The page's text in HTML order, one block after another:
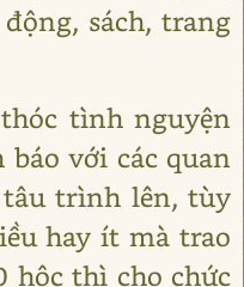
sách, trang
tình nguyện
với các quan
tâu trình lên, tùy
hay ít mà trao
hộc thì cho chức